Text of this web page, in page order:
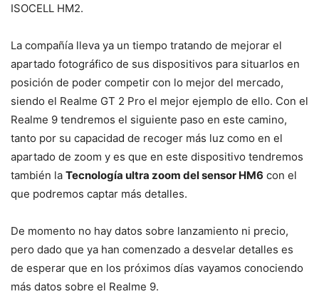
ISOCELL HM2.
La compañía lleva ya un tiempo tratando de mejorar el
apartado fotográfico de sus dispositivos para situarlos en
posición de poder competir con lo mejor del mercado,
siendo el Realme GT 2 Pro el mejor ejemplo de ello. Con el
Realme 9 tendremos el siguiente paso en este camino,
tanto por su capacidad de recoger más luz como en el
apartado de zoom y es que en este dispositivo tendremos
también la Tecnología ultra zoom del sensor HM6 con el
que podremos captar más detalles.
De momento no hay datos sobre lanzamiento ni precio,
pero dado que ya han comenzado a desvelar detalles es
de esperar que en los próximos días vayamos conociendo
más datos sobre el Realme 9.